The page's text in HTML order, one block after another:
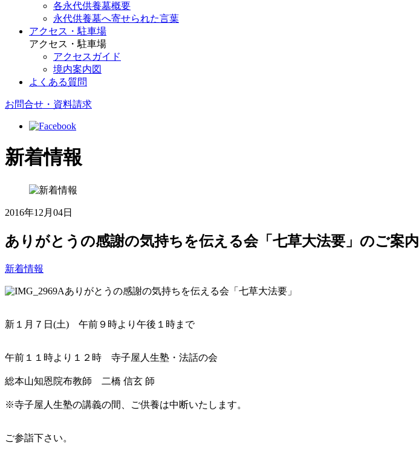
各永代供養墓概要
永代供養墓へ寄せられた言葉
アクセス・駐車場
アクセス・駐車場
アクセスガイド
境内案内図
よくある質問
お問合せ・資料請求
新着情報
2016年12月04日
ありがとうの感謝の気持ちを伝える会「七草大法要」のご案内
新着情報
ありがとうの感謝の気持ちを伝える会「七草大法要」
新１月７日(土) 午前９時より午後１時まで
午前１１時より１２時 寺子屋人生塾・法話の会
総本山知恩院布教師 二橋 信玄 師
※寺子屋人生塾の講義の間、ご供養は中断いたします。
ご参詣下さい。